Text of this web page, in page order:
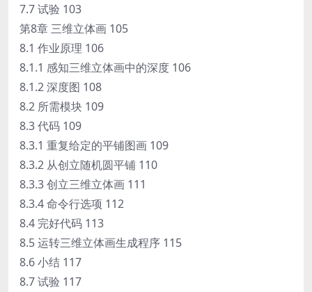
7.7 试验 103
第8章 三维立体画 105
8.1 作业原理 106
8.1.1 感知三维立体画中的深度 106
8.1.2 深度图 108
8.2 所需模块 109
8.3 代码 109
8.3.1 重复给定的平铺图画 109
8.3.2 从创立随机圆平铺 110
8.3.3 创立三维立体画 111
8.3.4 命令行选项 112
8.4 完好代码 113
8.5 运转三维立体画生成程序 115
8.6 小结 117
8.7 试验 117